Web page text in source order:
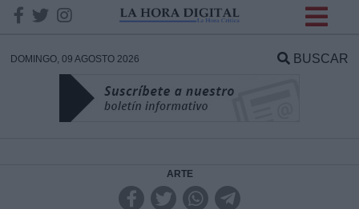
DOMINGO, 09 AGOSTO 2026 BUSCAR
ARTE
DATOS
Responsable: